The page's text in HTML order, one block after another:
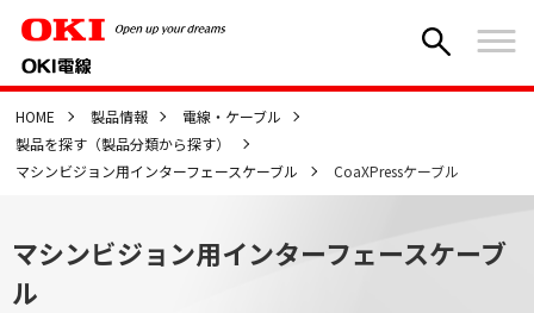
HOME 製品情報
電線・ケーブル
製品を探す（製品分類から探す）
マシンビジョン用インターフェースケーブル
CoaXPressケーブル
マシンビジョン用インターフェースケーブ
ル